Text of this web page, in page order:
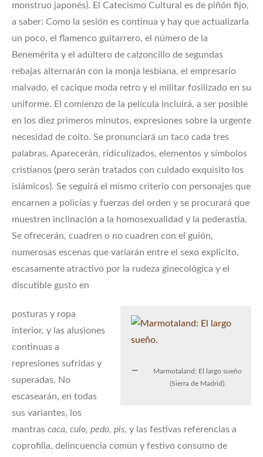
monstruo japonés). El Catecismo Cultural es de piñón fijo,
a saber: Como la sesión es continua y hay que actualizarla
un poco, el flamenco guitarrero, el número de la
Benemérita y el adúltero de calzoncillo de segundas
rebajas alternarán con la monja lesbiana, el empresario
malvado, el cacique moda retro y el militar fosilizado en su
uniforme. El comienzo de la película incluirá, a ser posible
en los diez primeros minutos, expresiones sobre la urgente
necesidad de coito. Se pronunciará un taco cada tres
palabras. Aparecerán, ridiculizados, elementos y símbolos
cristianos (pero serán tratados con cuidado exquisito los
islámicos). Se seguirá el mismo criterio con personajes que
encarnen a policías y fuerzas del orden y se procurará que
muestren inclinación a la homosexualidad y la pederastia.
Se ofrecerán, cuadren o no cuadren con el guión,
numerosas escenas que variarán entre el sexo explícito,
escasamente atractivo por la rudeza ginecológica y el
discutible gusto en
Marmotaland: El largo sueño
(Sierra de Madrid).
posturas y ropa
interior, y las alusiones
continuas a
represiones sufridas y
superadas. No
escasearán, en todas
sus variantes, los
mantras caca, culo, pedo, pis, y las festivas referencias a
coprofilia, delincuencia común y festivo consumo de